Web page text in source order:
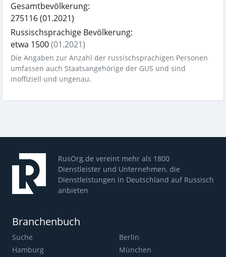
Gesamtbevölkerung:
275116(01.2021)
Russischsprachige Bevölkerung:
etwa 1500(01.2021)
Die Angaben zur Anzahl der russischsprachigen Personen
umfassen auch Staatsangehörige der GUS und sind
inoffiziell und ungenau.
RusOrg.de vereint mehr als 1800
Dienstleister und Unternehmen, die
Dienstleistungen in Deutschland auf Russisch
anbieten
Branchenbuch
Suche
Berlin
Hamburg
München